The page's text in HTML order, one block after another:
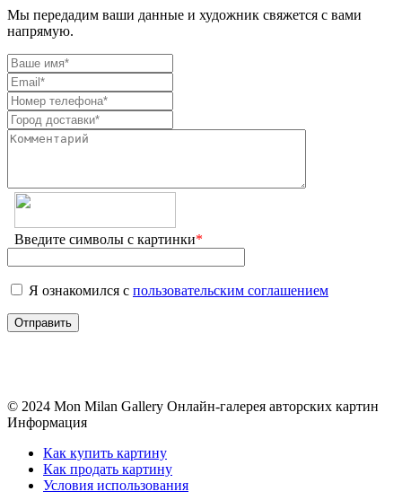
Мы передадим ваши данные и художник свяжется с вами
напрямую.
Введите символы с картинки*
Я ознакомился с пользовательским соглашением
© 2024 Mon Milan Gallery Онлайн-галерея авторских картин
Информация
Как купить картину
Как продать картину
Условия использования